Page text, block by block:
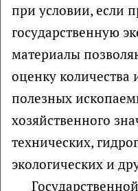
при условии, если
государственную
материалы
оценку количества
полезных
хозяйственного
технических,
экологических и